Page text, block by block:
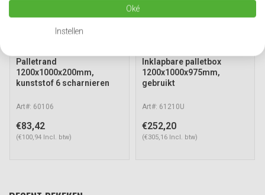
Palletrand
1200x1000x200mm,
kunststof 6 scharnieren
Art#: 60106
€83,42
(€100,94 Incl. btw)
Inklapbare palletbox
1200x1000x975mm,
gebruikt
Art#: 61210U
€252,20
(€305,16 Incl. btw)
Oké
Instellen